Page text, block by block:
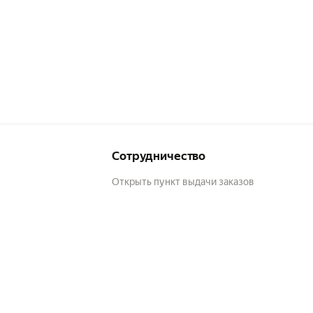
Сотрудничество
Открыть пункт выдачи заказов